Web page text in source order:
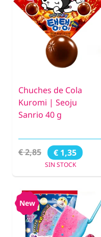
Chuches de Cola
Kuromi | Seoju
Sanrio 40 g
€ 2,85 € 1,35
SIN STOCK
New